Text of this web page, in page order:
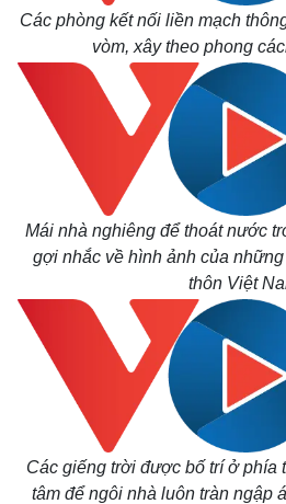
Các phòng kết nối liền mạch
vòm, xây theo phong
Mái nhà nghiêng để thoát nước
gợi nhắc về hình ảnh của
thôn Việt
Các giếng trời được bố trí ở phía
tâm để ngôi nhà luôn tràn ngập